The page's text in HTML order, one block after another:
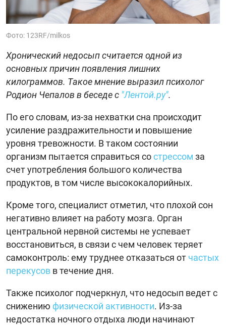
Фото: 123RF/milkos
Хронический недосып считается одной из
основных причин появления лишних
килограммов. Такое мнение выразил психолог
Родион Чепалов в беседе с "Лентой.ру".
По его словам, из-за нехватки сна происходит
усиление раздражительности и повышение
уровня тревожности. В таком состоянии
организм пытается справиться сострессом за
счет употребления большого количества
продуктов, в том числе высококалорийных.
Кроме того, специалист отметил, что плохой сон
негативно влияет на работу мозга. Орган
центральной нервной системы не успевает
восстановиться, в связи с чем человек теряет
самоконтроль: ему труднее отказаться от частых
перекусов в течение дня.
Также психолог подчеркнул, что недосып ведет с
снижению физической активности. Из-за
недостатка ночного отдыха люди начинают